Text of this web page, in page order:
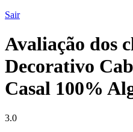
Sair
Avaliação dos
Decorativo
Casal 100%
3.0